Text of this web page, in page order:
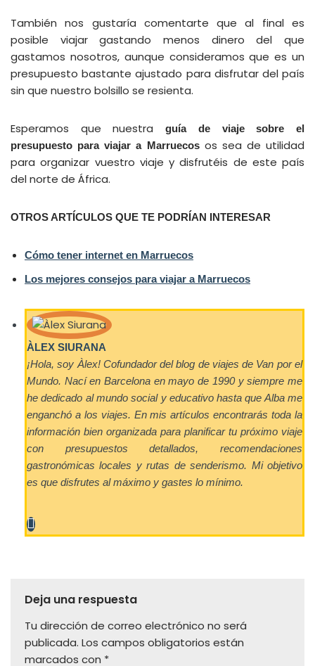
También nos gustaría comentarte que al final es
posible viajar gastando menos dinero del que
gastamos nosotros, aunque consideramos que es un
presupuesto bastante ajustado para disfrutar del país
sin que nuestro bolsillo se resienta.
Esperamos que nuestraguía de viaje sobre el
presupuesto para viajar a Marruecosos sea de utilidad
para organizar vuestro viaje y disfrutéis de este país
del norte de África.
OTROS ARTÍCULOS QUE TE PODRÍAN INTERESAR
Cómo tener internet en Marruecos
Los mejores consejos para viajar a Marruecos
ÀLEX SIURANA
¡Hola, soy Àlex! Cofundador del blog de viajes de Van por el
Mundo. Nací en Barcelona en mayo de 1990 y siempre me
he dedicado al mundo social y educativo hasta que Alba me
enganchó a los viajes. En mis artículos encontrarás toda la
información bien organizada para planificar tu próximo viaje
con presupuestos detallados, recomendaciones
gastronómicas locales y rutas de senderismo. Mi objetivo
es que disfrutes al máximo y gastes lo mínimo.
Deja una respuesta
Tu dirección de correo electrónico no será
publicada. Los campos obligatorios están
marcados con *